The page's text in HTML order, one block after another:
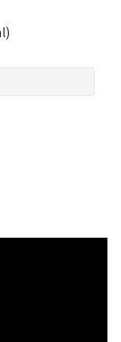
質